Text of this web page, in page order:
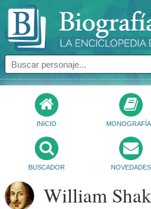
INICIO
BUSCADOR NOVEDADES
William